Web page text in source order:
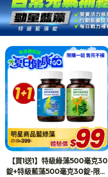
【買1送1】特級綠藻500毫克30
錠+特級藍藻500毫克30錠-限購1